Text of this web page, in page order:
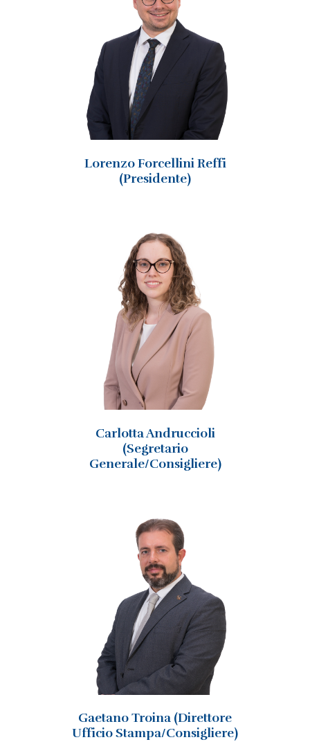
Lorenzo Forcellini Reffi
(Presidente)
Carlotta Andruccioli
(Segretario
Generale/Consigliere)
Gaetano Troina (Direttore
Ufficio Stampa/Consigliere)